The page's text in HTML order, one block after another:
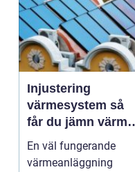
Injustering
värmesystem så
får du jämn värme
och lägre
energikostnad
En väl fungerande
värmeanläggning